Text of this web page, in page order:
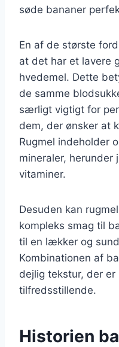
søde bananer
En af de største
at det har et lavere
hvedemel. Dette
de samme
særligt vigtigt for
dem, der ønsker at
Rugmel indeholder
mineraler, herunder
vitaminer.
Desuden kan
kompleks smag til
til en lækker og
Kombinationen af
dejlig tekstur, der
tilfredsstillende.
Historien